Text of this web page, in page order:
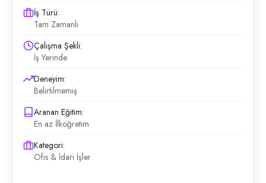
İş Türü:
Tam Zamanlı
Çalışma Şekli:
İş Yerinde
Deneyim:
Belirtilmemiş
Aranan Eğitim:
En az İlköğretim
Kategori:
Ofis & İdari İşler